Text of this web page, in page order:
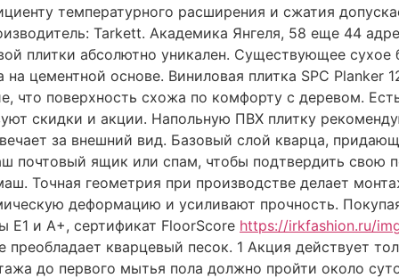
температурного расширения и сжатия
Tarkett. Академика Янгеля, 58 еще 44
плитки абсолютно уникален. Существующее
цементной основе. Виниловая плитка SPC Planker
что поверхность схожа по комфорту с деревом.
скидки и акции. Напольную ПВХ плитку
за внешний вид. Базовый слой кварца,
почтовый ящик или спам, чтобы подтвердить свою
Точная геометрия при производстве делает
деформацию и усиливают прочность.
E1 и A+, сертификат FloorScore https://irkfashion.ru/
кварцевый песок. 1 Акция действует
до первого мытья пола должно пройти около